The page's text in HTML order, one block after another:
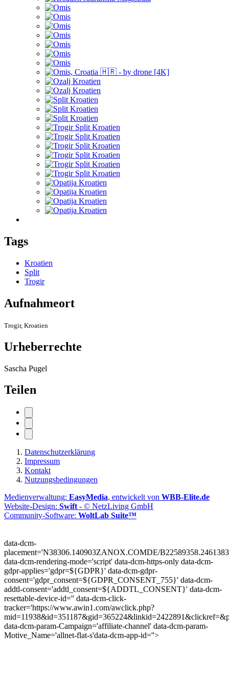
Tags
Kroatien
Split
Trogir
Aufnahmeort
Trogir, Kroatien
Urheberrechte
Sascha Pugel
Teilen
Datenschutzerklärung
Impressum
Kontakt
Nutzungsbedingungen
Medienverwaltung: EasyMedia, entwickelt von WBB-Elite.de
Website-Design: Swift - © NetzLiving GmbH
Community-Software: WoltLab Suite™
data-dcm-
placement='N38306.140903ZANOX.COMDE/
data-dcm-rendering-mode='script' data-dcm-https-only data-dcm-
gdpr-applies='gdpr=${GDPR}' data-dcm-gdpr-
consent='gdpr_consent=${GDPR_CONSENT_755}' data-dcm-
addtl-consent='addtl_consent=${ADDTL_CONSENT}' data-dcm-
resettable-device-id='' data-dcm-click-
tracker='https://www.awin1.com/awclick.php?
data-dcm-param-Campaign='affiliate-channel' data-dcm-param-
Motive_Name='allnet-flat-s'data-dcm-app-id=''>